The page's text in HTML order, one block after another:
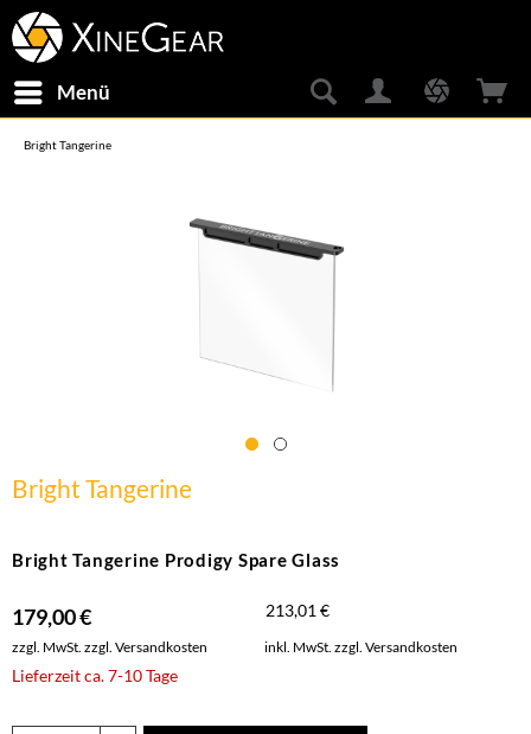
Menü
Bright Tangerine
Bright Tangerine
Bright Tangerine Prodigy Spare Glass
179,00 € 213,01 €
zzgl. MwSt. zzgl. Versandkosten inkl. MwSt. zzgl. Versandkosten
Lieferzeit ca. 7-10 Tage